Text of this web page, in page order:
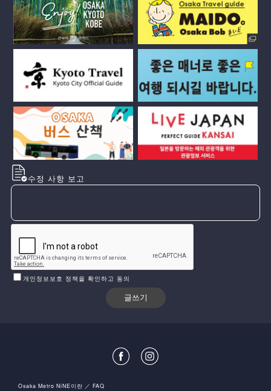
수정 사항 보고
개인정보보호 정책을 확인하고 동의
Osaka Metro NiNE이란 FAQ